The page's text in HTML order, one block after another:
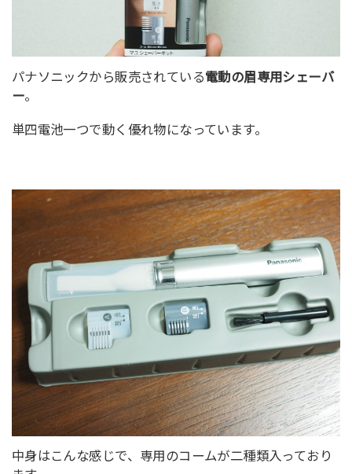
パナソニックから販売されている電動の眉専用シェーバ
ー。
単四電池一つで動く優れ物になっています。
中身はこんな感じで、専用のコームが二種類入っており